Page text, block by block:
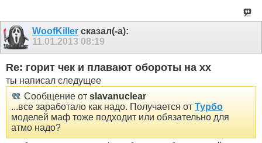
WoofKiller сказал(-а):
11.01.2013 08:19
Re: горит чек и плавают обороты на хх
ты написал следущее
Сообщение от slavanuclear
...все заработало как надо. Получается от Турбо
моделей маф тоже подходит или обязательно для
атмо надо?